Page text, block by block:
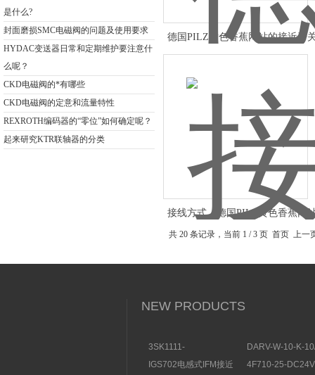
是什么?
封面磨损SMC电磁阀的问题及使用要求
HYDAC变送器日常和定期维护要注意什
么呢？
CKD电磁阀的*有哪些
CKD电磁阀的定意和流量特性
REXROTH编码器的“零位”如何确定呢？
起来研究KTR联轴器的分类
德国PILZ黄色香蕉网站的接近开
接线方式，德国PILZ黄色香蕉网
共 20 条记录，当前 1 / 3 页 首页 上
NEW PRODUCTS
3SK1111-
关特点及功能
DARV-W-10-K-
构分析
IGS702电感式IFM接近
4F710-25-